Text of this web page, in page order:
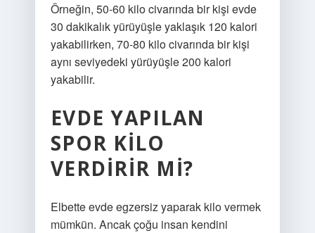
Örneğin, 50-60 kilo civarında bir kişi evde
30 dakikalık yürüyüşle yaklaşık 120 kalori
yakabilirken, 70-80 kilo civarında bir kişi
aynı seviyedeki yürüyüşle 200 kalori
yakabilir.
EVDE YAPILAN
SPOR KILO
VERDIRIR MI?
Elbette evde egzersiz yaparak kilo vermek
mümkün. Ancak çoğu insan kendini